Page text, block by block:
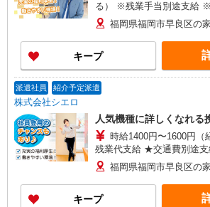
る） ※残業手当別途支給
1500円〜 ★交通費別途支給
+゜・。○。・゜+゜・。○
万円支給(規定有) お友達を紹介頂くと, インセンテ
ィブ支給(規定有) ゜・。○
+゜
福岡県福岡市早良区の
キープ
派遣社員 紹介予定派遣
株式会社シエロ
人気機種に詳しくなれる
時給1400円〜1600円
残業代支給 ★交通費別途支給
+゜・。○。・゜+゜・。○
万円支給(規定有) お友達を紹介頂くと, インセンテ
ィブ支給(規定有) ★月2回払い・週払い可能（規程
有）★ ゜・。○。・゜+゜・
福岡県福岡市早良区の
キープ